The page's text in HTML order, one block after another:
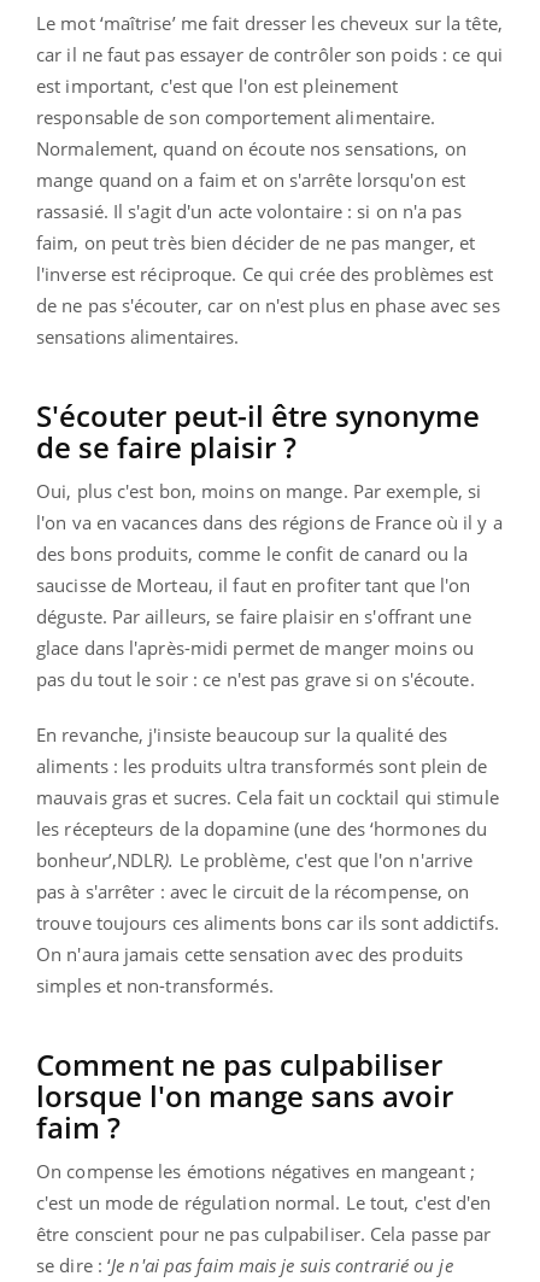
Le mot ‘maîtrise’ me fait dresser les cheveux sur la tête,
car il ne faut pas essayer de contrôler son poids : ce qui
est important, c'est que l'on est pleinement
responsable de son comportement alimentaire.
Normalement, quand on écoute nos sensations, on
mange quand on a faim et on s'arrête lorsqu'on est
rassasié. Il s'agit d'un acte volontaire : si on n'a pas
faim, on peut très bien décider de ne pas manger, et
l'inverse est réciproque. Ce qui crée des problèmes est
de ne pas s'écouter, car on n'est plus en phase avec ses
sensations alimentaires.
S'écouter peut-il être synonyme
de se faire plaisir ?
Oui, plus c'est bon, moins on mange. Par exemple, si
l'on va en vacances dans des régions de France où il y a
des bons produits, comme le confit de canard ou la
saucisse de Morteau, il faut en profiter tant que l'on
déguste. Par ailleurs, se faire plaisir en s'offrant une
glace dans l'après-midi permet de manger moins ou
pas du tout le soir : ce n'est pas grave si on s'écoute.
En revanche, j'insiste beaucoup sur la qualité des
aliments : les produits ultra transformés sont plein de
mauvais gras et sucres. Cela fait un cocktail qui stimule
les récepteurs de la dopamine (une des ‘hormones du
bonheur’,NDLR). Le problème, c'est que l'on n'arrive
pas à s'arrêter : avec le circuit de la récompense, on
trouve toujours ces aliments bons car ils sont addictifs.
On n'aura jamais cette sensation avec des produits
simples et non-transformés.
Comment ne pas culpabiliser
lorsque l'on mange sans avoir
faim ?
On compense les émotions négatives en mangeant ;
c'est un mode de régulation normal. Le tout, c'est d'en
être conscient pour ne pas culpabiliser. Cela passe par
se dire : ‘Je n'ai pas faim mais je suis contrarié ou je